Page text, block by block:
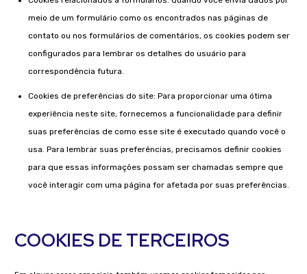
meio de um formulário como os encontrados nas páginas de
contato ou nos formulários de comentários, os cookies podem ser
configurados para lembrar os detalhes do usuário para
correspondência futura.
Cookies de preferências do site: Para proporcionar uma ótima
experiência neste site, fornecemos a funcionalidade para definir
suas preferências de como esse site é executado quando você o
usa. Para lembrar suas preferências, precisamos definir cookies
para que essas informações possam ser chamadas sempre que
você interagir com uma página for afetada por suas preferências.
COOKIES DE TERCEIROS